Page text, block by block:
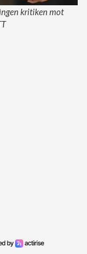
kritiken mot